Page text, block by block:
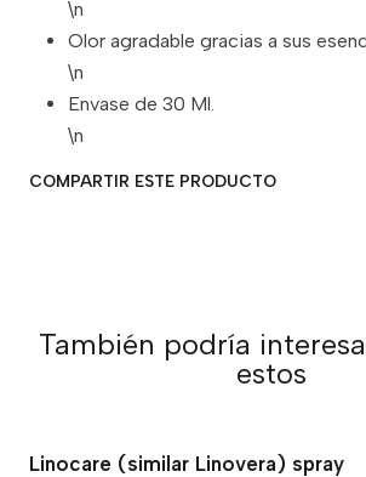
\n
Olor agradable gracias a sus
\n
Envase de 30 Ml.
\n
COMPARTIR ESTE PRODUCTO
También podría
estos
Linocare (similar Linovera) spray